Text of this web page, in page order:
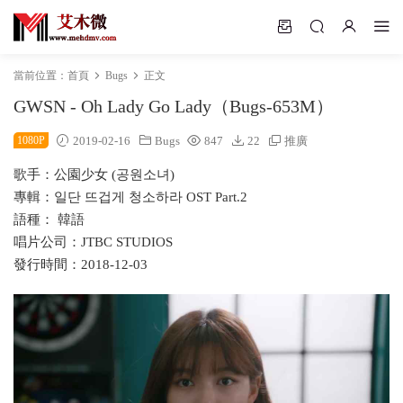
當前位置： 首頁 Bugs 正文
GWSN - Oh Lady Go Lady（Bugs-653M）
1080P 2019-02-16 Bugs 847 22 推廣
歌手：公園少女 (공원소녀)
專輯：일단 뜨겁게 청소하라 OST Part.2
語種： 韓語
唱片公司：JTBC STUDIOS
發行時間：2018-12-03